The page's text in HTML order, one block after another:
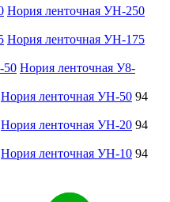
Нория ленточная УН-250
Нория ленточная УН-175
Нория ленточная У8-
Нория ленточная УН-50 94
Нория ленточная УН-20 94
Нория ленточная УН-10 94